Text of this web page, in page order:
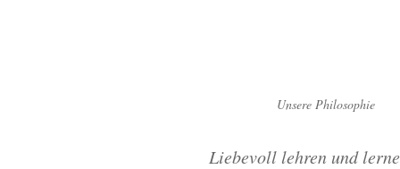
Unsere Philosophie
Liebevoll lehren und